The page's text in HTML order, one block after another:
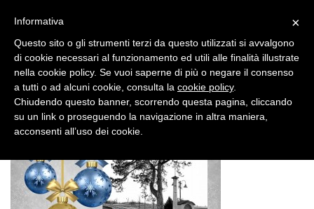
20 DIC, 2016
auguri-pl
×
Informativa
Questo sito o gli strumenti terzi da questo utilizzati si avvalgono
di cookie necessari al funzionamento ed utili alle finalità illustrate
nella cookie policy. Se vuoi saperne di più o negare il consenso
a tutti o ad alcuni cookie, consulta la cookie policy.
Chiudendo questo banner, scorrendo questa pagina, cliccando
su un link o proseguendo la navigazione in altra maniera,
acconsenti all’uso dei cookie.